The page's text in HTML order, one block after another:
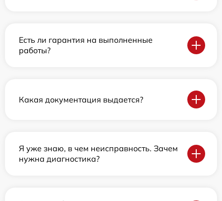
Есть ли гарантия на выполненные
работы?
Какая документация выдается?
Я уже знаю, в чем неисправность. Зачем
нужна диагностика?